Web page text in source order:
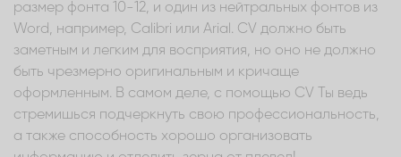
размер фонта 10-12, и один из нейтральных фонтов из
Word, например, Calibri или Arial. CV должно быть
заметным и легким для восприятия, но оно не должно
быть чрезмерно оригинальным и кричаще
оформленным. В самом деле, с помощью CV Ты ведь
стремишься подчеркнуть свою профессиональность,
а также способность хорошо организовать